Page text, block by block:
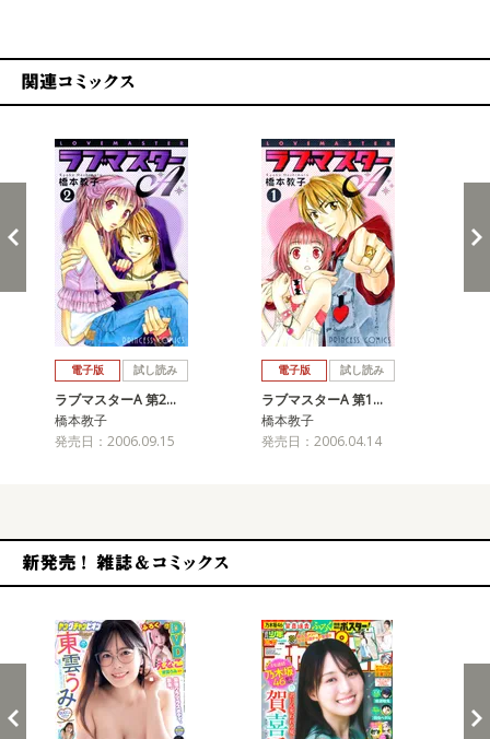
電子版 試し読み
ラブマスターA 第2…
橋本教子
発売日：2006.09.15
電子版 試し読み
ラブマスターA 第1…
橋本教子
発売日：2006.04.14